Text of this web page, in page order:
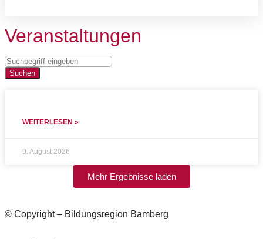
Veranstaltungen
Suchen
WEITERLESEN »
9. August 2026
Mehr Ergebnisse laden
© Copyright – Bildungsregion Bamberg